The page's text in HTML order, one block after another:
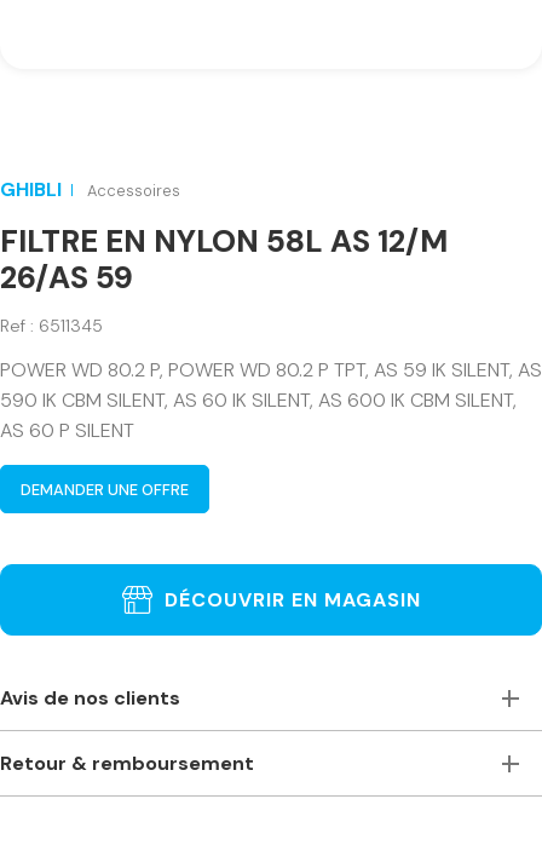
GHIBLI Accessoires
FILTRE EN NYLON 58L AS 12/M
26/AS 59
Ref : 6511345
POWER WD 80.2 P, POWER WD 80.2 P TPT, AS 59 IK SILENT, AS
590 IK CBM SILENT, AS 60 IK SILENT, AS 600 IK CBM SILENT,
AS 60 P SILENT
DEMANDER UNE OFFRE
DÉCOUVRIR EN MAGASIN
Avis de nos clients
recommande vivement ce magasin pour ceux qui ont
Retour & remboursement